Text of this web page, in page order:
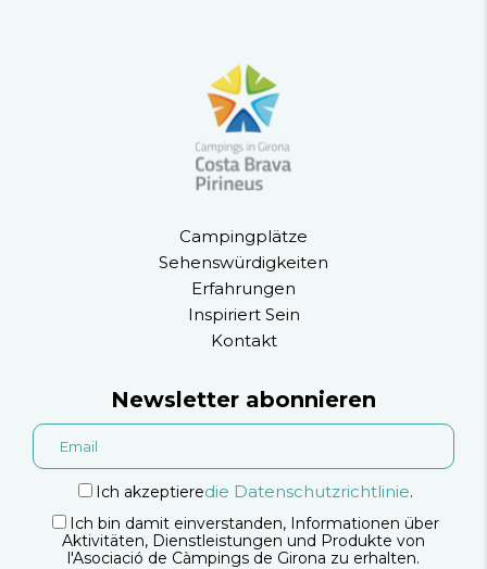
Campingplätze
Sehenswürdigkeiten
Erfahrungen
Inspiriert Sein
Kontakt
Newsletter abonnieren
Ich akzeptieredie Datenschutzrichtlinie.
Ich bin damit einverstanden, Informationen über
Aktivitäten, Dienstleistungen und Produkte von
l'Asociació de Càmpings de Girona zu erhalten.